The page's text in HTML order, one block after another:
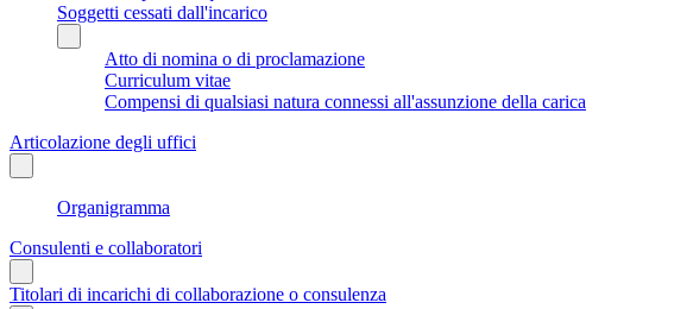
Soggetti cessati dall'incarico
Atto di nomina o di proclamazione
Curriculum vitae
Compensi di qualsiasi natura connessi all'assunzione della carica
Articolazione degli uffici
Organigramma
Consulenti e collaboratori
Titolari di incarichi di collaborazione o consulenza